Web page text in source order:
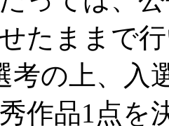
たままで
考の上、入
作品1点を